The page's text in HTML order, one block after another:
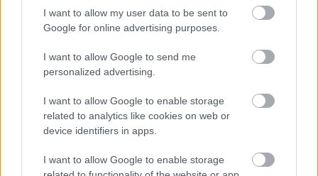
I want to allow my user data to be sent to
Google for online advertising purposes.
I want to allow Google to send me
personalized advertising.
I want to allow Google to enable storage
related to analytics like cookies on web or
device identifiers in apps.
I want to allow Google to enable storage